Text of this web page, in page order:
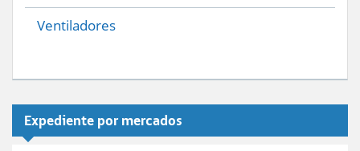
Ventiladores
Expediente por mercados